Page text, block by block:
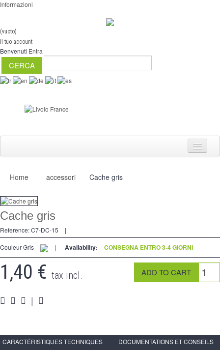
Informazioni
(vuoto)
Il tuo account
Benvenuti Entra
Interruttori
Dimmer
2 modi
accessori
Pièces
Programma per rivenditori - LIVOLO Francia Sito Ufficiale di
Home accessori Cache gris
Cache gris
Reference:C7-DC-15 |
Couleur Gris | Availability: CONSEGNA ENTRO 3-4 GIORNI
1,40 € tax incl.
|
CARACTÉRISTIQUES TECHNIQUES
DOCUMENTATIONS ET CONSEILS